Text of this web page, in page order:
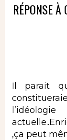
RÉPONSE
Il parait
,ça peut